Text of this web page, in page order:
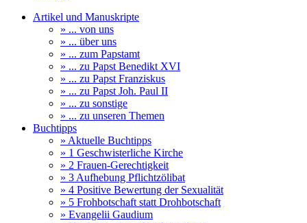
Artikel und Manuskripte
» ... von uns
» ... über uns
» ... zum Papstamt
» ... zu Papst Benedikt XVI
» ... zu Papst Franziskus
» ... zu Papst Joh. Paul II
» ... zu sonstige
» ... zu unseren Themen
Buchtipps
» Aktuelle Buchtipps
» 1 Geschwisterliche Kirche
» 2 Frauen-Gerechtigkeit
» 3 Aufhebung Pflichtzölibat
» 4 Positive Bewertung der Sexualität
» 5 Frohbotschaft statt Drohbotschaft
» Evangelii Gaudium